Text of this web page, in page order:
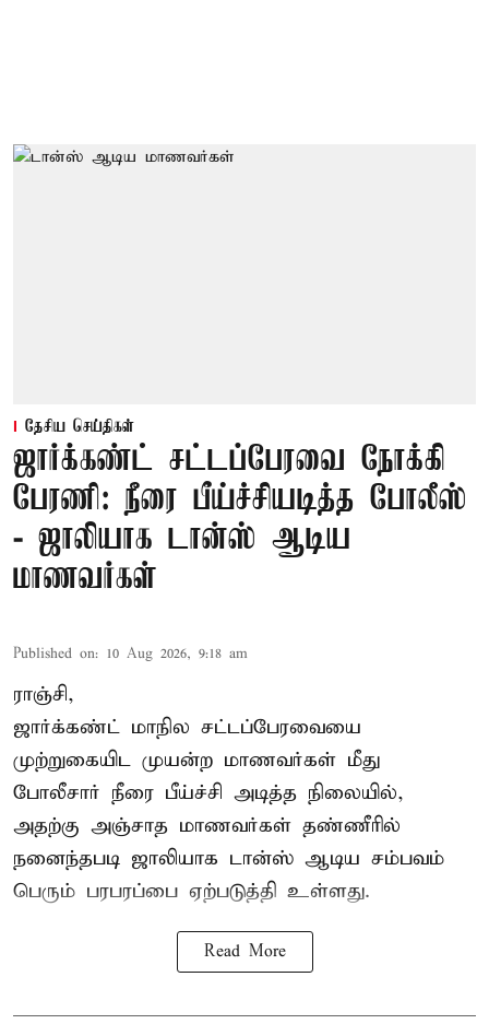
தேசிய செய்திகள்
ஜார்க்கண்ட் சட்டப்பேரவை நோக்கி
பேரணி: நீரை பீய்ச்சியடித்த போலீஸ்
- ஜாலியாக டான்ஸ் ஆடிய
மாணவர்கள்
Published on: 10 Aug 2026, 9:18 am
ராஞ்சி,
ஜார்க்கண்ட் மாநில சட்டப்பேரவையை
முற்றுகையிட முயன்ற மாணவர்கள் மீது
போலீசார் நீரை பீய்ச்சி அடித்த நிலையில்,
அதற்கு அஞ்சாத மாணவர்கள் தண்ணீரில்
நனைந்தபடி ஜாலியாக டான்ஸ் ஆடிய சம்பவம்
பெரும் பரபரப்பை ஏற்படுத்தி உள்ளது.
Read More